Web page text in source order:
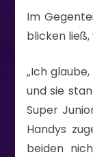
Im
blicken
„Ich
und sie
Super
Handys
beiden